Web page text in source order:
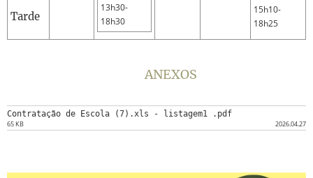
Tarde
13h30-
18h30
15h10-
18h25
ANEXOS
Contratação de Escola (7).xls - listagem1 .pdf
65 KB 2026.04.27